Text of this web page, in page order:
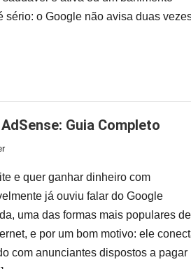
sério: o Google não avisa duas
Guia Completo
e quer ganhar dinheiro com
já ouviu falar do Google
uma das formas mais populares de
e por um bom motivo: ele
com anunciantes dispostos a pagar